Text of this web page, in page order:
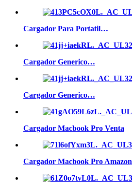
Cargador Para Portatil…
Cargador Generico…
Cargador Generico…
Cargador Macbook Pro Venta
Cargador Macbook Pro Amazon